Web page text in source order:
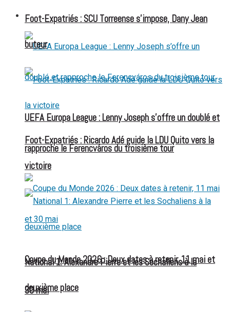
FOOT EXPATRIÉS
UEFA Europa League : Lenny Joseph s’offre un doublé et
rapproche le Ferencváros du troisième tour
Coupe du Monde 2026 : Deux dates à retenir, 11 mai et
30 mai
Foot-Expatriés : SCU Torreense s’impose, Dany Jean
buteur
Foot-Expatriés : Ricardo Adé guide la LDU Quito vers la
victoire
National 1: Alexandre Pierre et les Sochaliens à la
deuxième place